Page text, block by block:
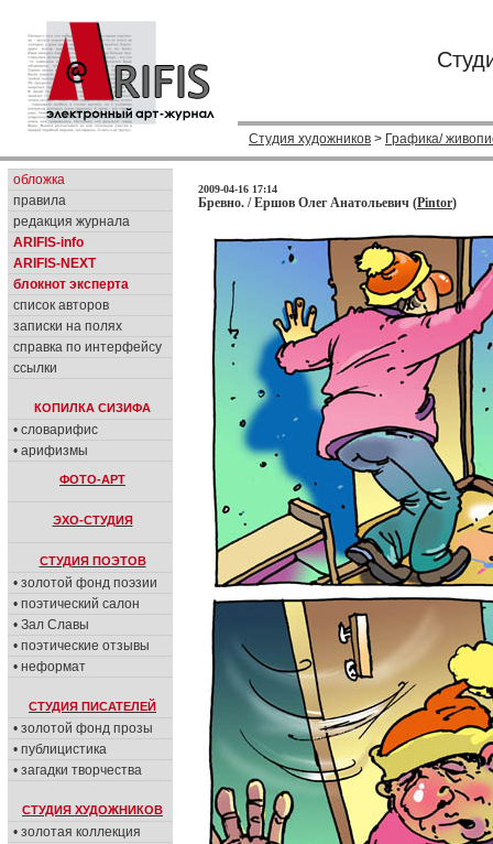
Студия художников > Графика/
обложка
правила
редакция журнала
ARIFIS-info
ARIFIS-NEXT
блокнот эксперта
список авторов
записки на полях
справка по интерфейсу
ссылки
КОПИЛКА СИЗИФА
• словарифис
• арифизмы
ФОТО-АРТ
ЭХО-СТУДИЯ
СТУДИЯ ПОЭТОВ
• золотой фонд поэзии
• поэтический салон
• Зал Славы
• поэтические отзывы
• неформат
СТУДИЯ ПИСАТЕЛЕЙ
• золотой фонд прозы
• публицистика
• загадки творчества
СТУДИЯ ХУДОЖНИКОВ
• золотая коллекция
2009-04-16 17:14
Бревно. / Ершов Олег Анатольевич (Pintor)